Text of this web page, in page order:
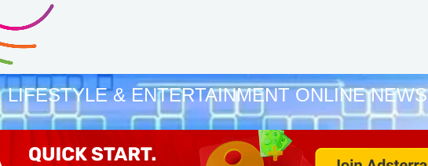
LIFESTYLE & ENTERTAINMENT ONLINE NEWS